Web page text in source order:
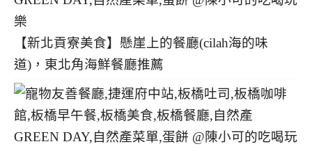
【新北貢寮美食】懸崖上的餐廳(cilah海的味
道)，東北角海鮮餐廳推薦